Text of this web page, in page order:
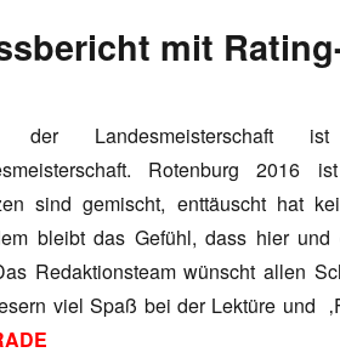
mit
der Landesmeisterschaft
Rotenburg 2016
sind gemischt, enttäuscht hat
bleibt das Gefühl, dass hier
Redaktionsteam wünscht allen
viel Spaß bei der Lektüre und